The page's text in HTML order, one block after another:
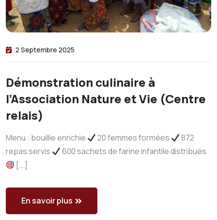
2 Septembre 2025
Démonstration culinaire à
l’Association Nature et Vie (Centre
relais)
Menu : bouillie enrichie 20 femmes formées
872
repas servis
600 sachets de farine infantile distribués
[...]
En savoir plus